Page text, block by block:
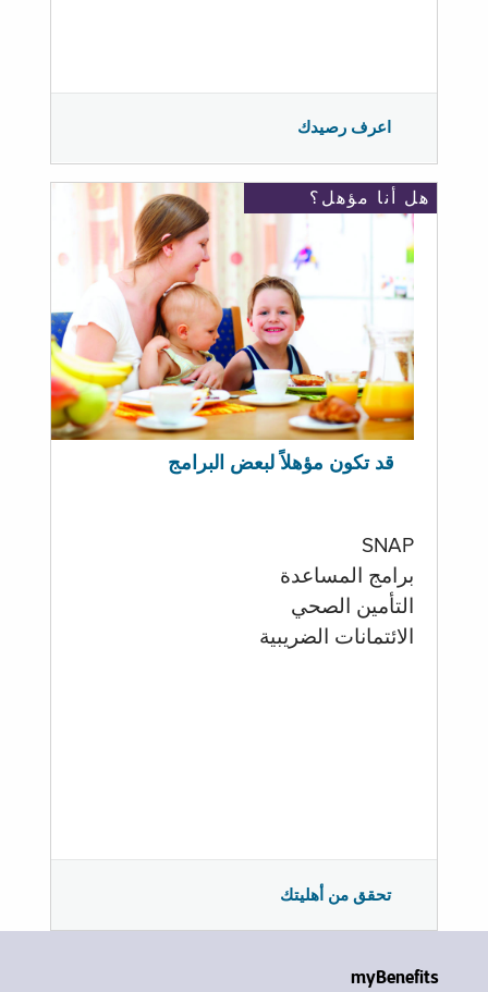
اعرف رصيدك
هل أنا مؤهل؟
قد تكون مؤهلاً لبعض البرامج
SNAP
برامج المساعدة
التأمين الصحي
الائتمانات الضريبية
تحقق من أهليتك
myBenefits